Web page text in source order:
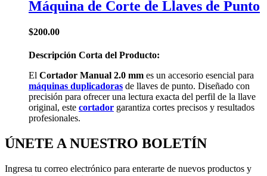
Máquina de Corte de Llaves de Punto
$200.00
Descripción Corta del Producto:
El Cortador Manual 2.0 mm es un accesorio esencial para
máquinas duplicadoras de llaves de punto. Diseñado con
precisión para ofrecer una lectura exacta del perfil de la llave
original, este cortador garantiza cortes precisos y resultados
profesionales.
ÚNETE A NUESTRO BOLETÍN
Ingresa tu correo electrónico para enterarte de nuevos productos y